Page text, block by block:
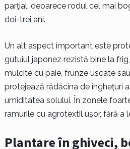
parțial, deoarece rodul cel mai
doi-trei ani.
Un alt aspect important este
gutuiul japonez rezistă bine la
mulcite cu paie, frunze uscate
protejează rădăcina de înghețuri
umiditatea solului. În zonele
ramurile cu agrotextil ușor, fără a
Plantare în ghiveci,